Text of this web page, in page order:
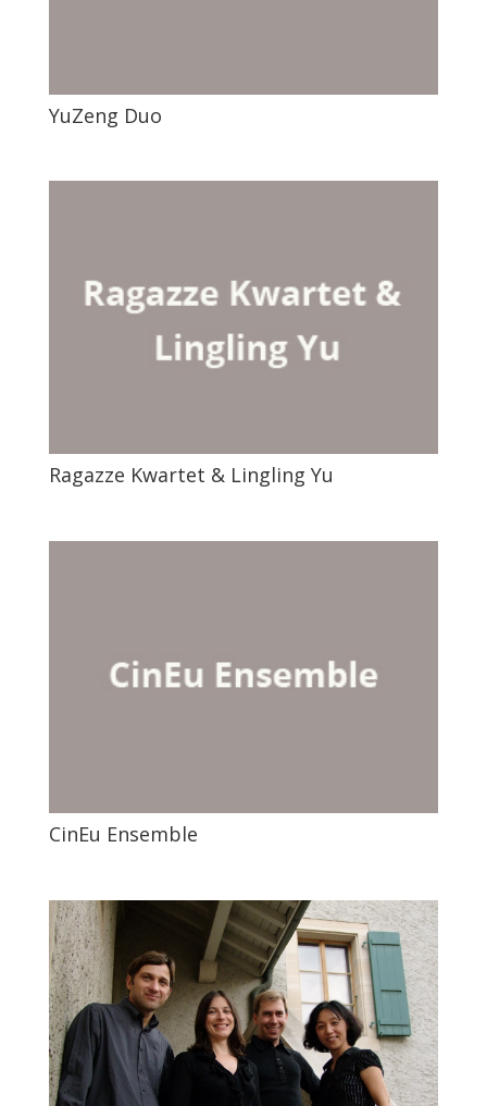
YuZeng Duo
Ragazze Kwartet & Lingling Yu
CinEu Ensemble